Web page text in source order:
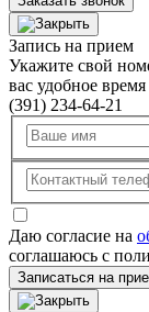
Запись на прием
Укажите свой
вас удобное
(391) 234-64-21
Даю согласие на
соглашаюсь с
Записаться на